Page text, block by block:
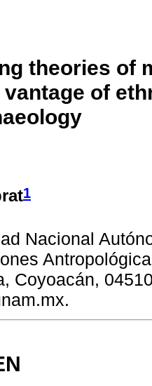
theories of
of
1
Nacional
Coyoacán,